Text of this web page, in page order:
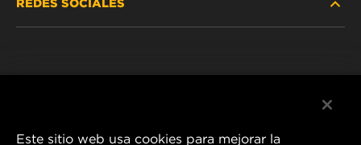
VEHÍCULOS LIVIANOS Y COMERCIALES
Este sitio web usa cookies para mejorar la